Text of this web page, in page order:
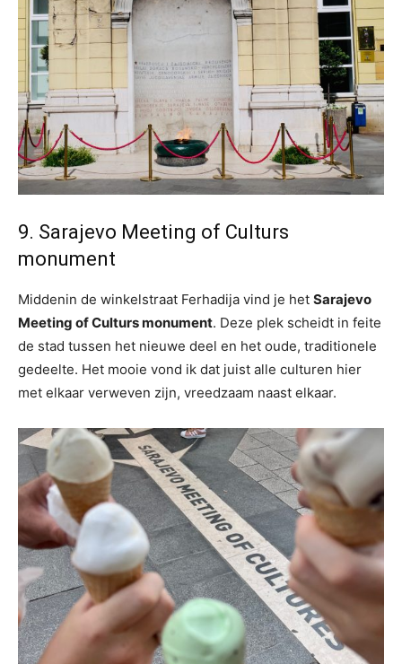
9. Sarajevo Meeting of Culturs
monument
Middenin de winkelstraat Ferhadija vind je het Sarajevo
Meeting of Culturs monument. Deze plek scheidt in feite
de stad tussen het nieuwe deel en het oude, traditionele
gedeelte. Het mooie vond ik dat juist alle culturen hier
met elkaar verweven zijn, vreedzaam naast elkaar.